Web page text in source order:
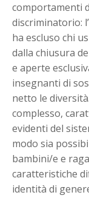
comportamenti
discriminatorio:
ha escluso chi
dalla chiusura
e aperte
insegnanti di
netto le
complesso,
evidenti del
modo sia
bambini/e e
caratteristiche
identità di